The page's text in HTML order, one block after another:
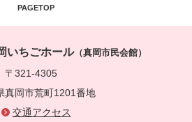
PAGETOP
いちごホール（真岡市民会館）
〒321-4305
真岡市荒町1201番地
交通アクセス